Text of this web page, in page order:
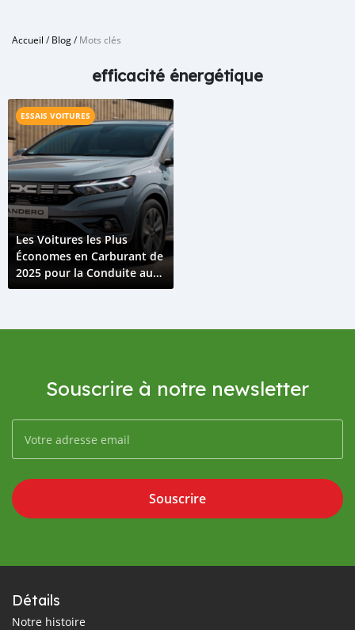
Accueil /Blog/Mots clés
efficacité énergétique
ESSAIS VOITURES
Les Voitures les Plus
Économes en Carburant de
2025 pour la Conduite au
Burundi
Souscrire à notre newsletter
Souscrire
Détails
Notre histoire